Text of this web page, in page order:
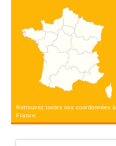
Retrouvez toutes nos coordonnées
France.